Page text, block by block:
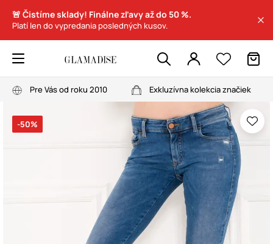
🚨 Čistíme sklady! Finálne zľavy až do 50 %.
Platí len do vypredania posledných kusov.
Pre Vás od roku 2010 Exkluzívna kolekcia značiek
-50%